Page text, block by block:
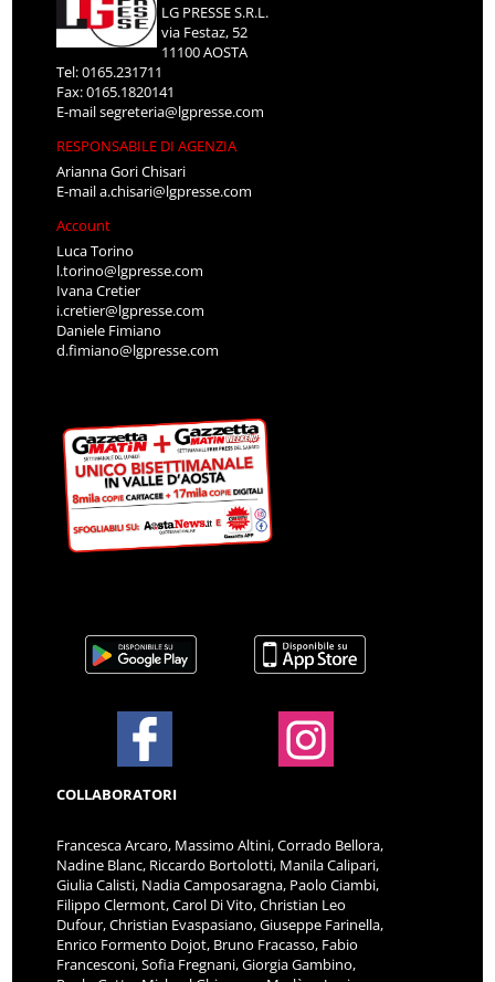
LG PRESSE S.R.L.
via Festaz, 52
11100 AOSTA
Tel: 0165.231711
Fax: 0165.1820141
E-mailsegreteria@lgpresse.com
RESPONSABILE DI AGENZIA
Arianna Gori Chisari
E-maila.chisari@lgpresse.com
Account
Luca Torino
l.torino@lgpresse.com
Ivana Cretier
i.cretier@lgpresse.com
Daniele Fimiano
d.fimiano@lgpresse.com
COLLABORATORI
Francesca Arcaro, Massimo Altini, Corrado Bellora,
Nadine Blanc, Riccardo Bortolotti, Manila Calipari,
Giulia Calisti, Nadia Camposaragna, Paolo Ciambi,
Filippo Clermont, Carol Di Vito, Christian Leo
Dufour, Christian Evaspasiano, Giuseppe Farinella,
Enrico Formento Dojot, Bruno Fracasso, Fabio
Francesconi, Sofia Fregnani, Giorgia Gambino,